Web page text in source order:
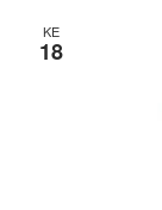
KE
18